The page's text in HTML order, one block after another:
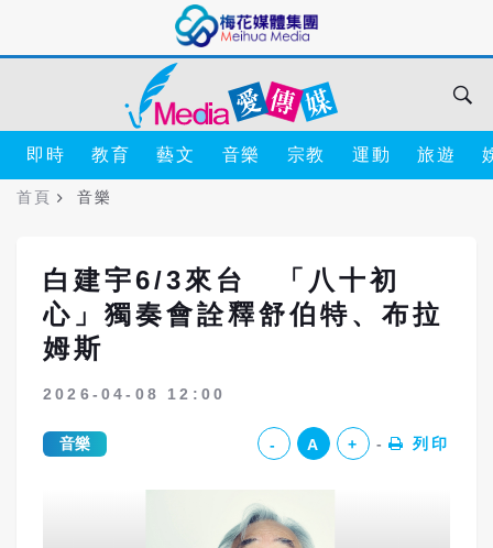
即時 教育 藝文 音樂 宗教 運動 旅遊
首頁 音樂
白建宇6/3來台 「八十初
心」獨奏會詮釋舒伯特、布拉
姆斯
2026-04-08 12:00
音樂 - A + 列印